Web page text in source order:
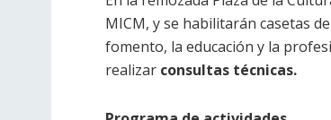
MICM, y se habilitarán casetas
fomento, la educación y la
realizar consultas técnicas.